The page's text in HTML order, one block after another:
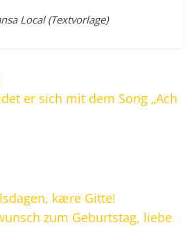
Local (Textvorlage)
er sich mit dem Song „Ach
kære Gitte!
zum Geburtstag, liebe